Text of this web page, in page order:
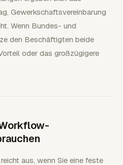
Gewerkschaftsvereinbarung
Wenn Bundes- und
den Beschäftigten beide
oder das großzügigere
aus, wenn Sie eine feste